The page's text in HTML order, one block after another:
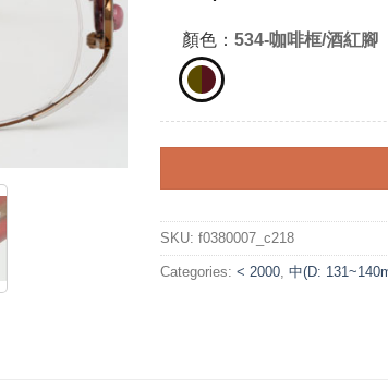
顏色： 534-咖啡框/酒紅腳
SKU: f0380007_c218
Categories: < 2000 中(D: